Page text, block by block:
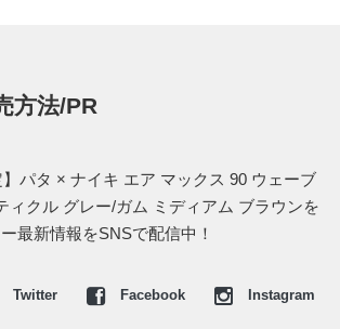
ラインを描き出す。クリーンなホワイト
ディアムブラウンのアウトソールで仕上げ
ナイキ取扱店にて発売予定。価格は
報告したい。
方法/PR
】パタ × ナイキ エア マックス 90 ウェーブ
ィクル グレー/ガム ミディアム ブラウンを
最新情報をSNSで配信中！
Twitter Facebook Instagram